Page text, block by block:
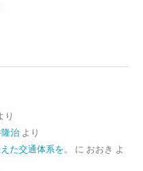
り
治 より
た交通体系を。
に おおき よ